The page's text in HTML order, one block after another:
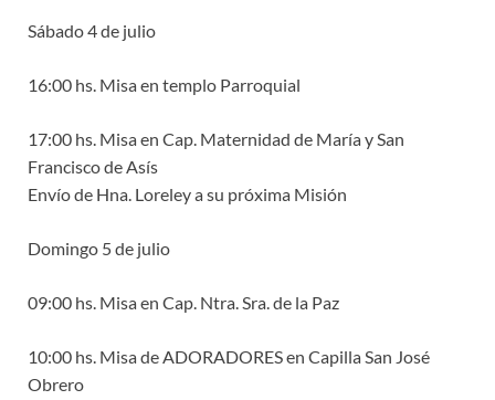
Sábado 4 de julio
16:00 hs. Misa en templo Parroquial
17:00 hs. Misa en Cap. Maternidad de María y San
Francisco de Asís
Envío de Hna. Loreley a su próxima Misión
Domingo 5 de julio
09:00 hs. Misa en Cap. Ntra. Sra. de la Paz
10:00 hs. Misa de ADORADORES en Capilla San José
Obrero